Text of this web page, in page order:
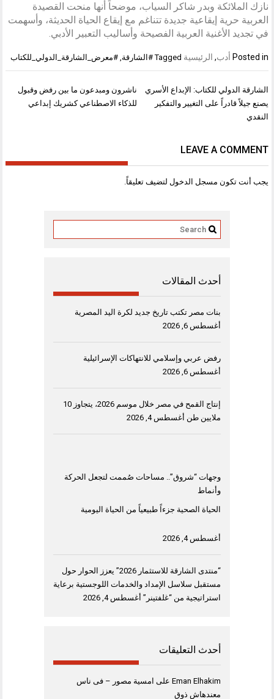
نازك الملائكة وبدر شاكر السياب، موضحاً أنها منحت القصيدة
العربية حرية إيقاعية جديدة تتناغم مع إيقاع الحياة الحديثة، وأسهمت
في تجديد الأغنية العربية الفصيحة وأساليب التعبير الأدبي.
Posted in أدب, الرئيسية Tagged #الشارقة,#معرض_الشارقة_الدولي_للكتاب
تصفّح
المقالات
ناشرون ومبدعون ما بين رفض وقبول
للذكاء الاصطناعي كشريك إبداعي
الشارقة الدولي للكتاب: الإبداع الأسري
يصنع جيلاً قادراً على التغيير والتفكير
النقدي
LEAVE A COMMENT
يجب أنت تكون مسجل الدخول لتضيف تعليقاً.
أحدث المقالات
بنات مصر تكتب تاريخ جديد لكرة اليد المصرية
أغسطس 6, 2026
رفض عربي وإسلامي للانتهاكات الإسرائيلية
أغسطس 6, 2026
إنتاج القمح في مصر خلال موسم 2026، يتجاوز 10
ملايين طن أغسطس 4, 2026
وجهات “شروق”.. مساحات صُممت لتجعل الحركة
وأنماط
الحياة الصحية جزءاً طبيعياً من الحياة اليومية
أغسطس 4, 2026
“منتدى الشارقة للاستثمار 2026” يعزز الحوار حول
مستقبل سلاسل الإمداد والخدمات اللوجستية برعاية
استراتيجية من “غلفتينر” أغسطس 4, 2026
أحدث التعليقات
Eman Elhakim على امسية مصور – فى ناس
معندهاش ذوق